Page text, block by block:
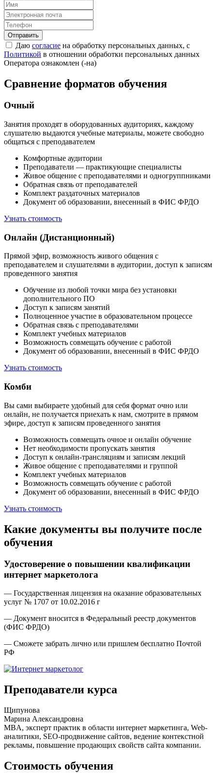
Отправить
Даю согласие на обработку персональных данных, с
Политикой в отношении обработки персональных данных
Оператора ознакомлен (-на)
Сравнение форматов обучения
Очный
Занятия проходят в оборудованных аудиториях, каждому
слушателю выдаются учебные материалы, можете свободно
общаться с преподавателем
Комфортные аудитории
Преподаватели — практикующие специалисты
Живое общение с преподавателями и одногруппниками
Обратная связь от преподавателей
Комплект раздаточных материалов
Документ об образовании, внесенный в ФИС ФРДО
Узнать стоимость
Онлайн (Дистанционный)
Прямой эфир, возможность живого общения с
преподавателем и слушателями в аудитории, доступ к записям
проведенного занятия
Обучение из любой точки мира без установки
дополнительного ПО
Доступ к записям занятий
Полноценное участие в образовательном процессе
Обратная связь с преподавателями
Комплект учебных материалов
Возможность совмещать обучение с работой
Документ об образовании, внесенный в ФИС ФРДО
Узнать стоимость
Комби
Вы сами выбираете удобный для себя формат очно или
онлайн, не получается приехать к нам, смотрите в прямом
эфире, доступ к записям проведенного занятия
Возможность совмещать очное и онлайн обучение
Нет необходимости пропускать занятия
Доступ к онлайн-трансляциям и записям лекций
Живое общение с преподавателями и группой
Комплект учебных материалов
Возможность совмещать обучение с работой
Документ об образовании, внесенный в ФИС ФРДО
Узнать стоимость
Какие документы вы получите после
обучения
Удостоверение о повышении квалификации
интернет маркетолога
— Государственная лицензия на оказание образовательных
услуг № 1707 от 10.02.2016 г
— Документ вносится в Федеральный реестр документов
(ФИС ФРДО)
— Сможете забрать лично или пришлем бесплатно Почтой
РФ
Преподаватели курса
Щипунова
Марина Александровна
MBA, эксперт практик в области интернет маркетинга, Web-
аналитики, SEO-продвижение сайтов, ведение контекстной
рекламы, повышение продающих свойств сайта компании.
Стоимость обучения